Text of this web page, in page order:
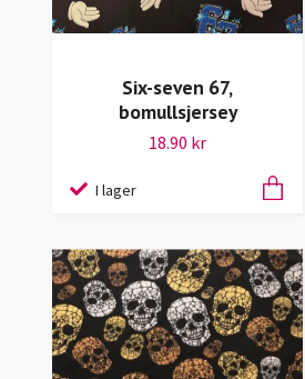
Six-seven 67,
bomullsjersey
18.90 kr
I lager